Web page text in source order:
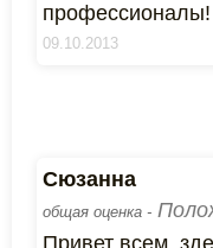
профессионалы!
09.10.2013
Сюзанна
общая оценка -